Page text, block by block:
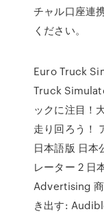
チャル口座連
ください。
Euro Truck
Truck
ックに注目！
走り回ろう！
日本語版 日本
レーター 2 日
Advertising 商
き出す: